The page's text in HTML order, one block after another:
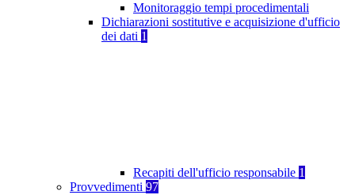
Monitoraggio tempi procedimentali
Dichiarazioni sostitutive e acquisizione d'ufficio
dei dati 1
Recapiti dell'ufficio responsabile 1
Provvedimenti 97